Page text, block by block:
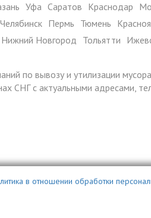
Уфа Саратов Краснодар
Челябинск Пермь Тюмень
Нижний Новгород Тольятти
по вывозу и утилизации
СНГ с актуальными адресами,
в отношении обработки